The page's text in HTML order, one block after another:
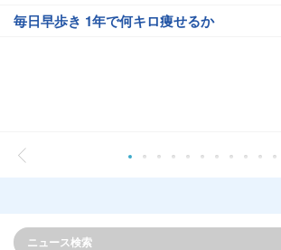
毎日早歩き 1年で何キロ痩せるか